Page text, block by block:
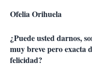
Ofelia Orihuela
¿Puede usted darnos,
muy breve pero exacta
felicidad?